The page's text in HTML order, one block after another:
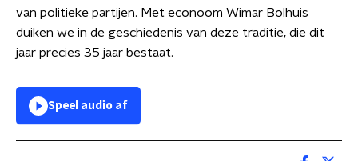
van politieke partijen. Met econoom Wimar Bolhuis
duiken we in de geschiedenis van deze traditie, die dit
jaar precies 35 jaar bestaat.
Speel audio af